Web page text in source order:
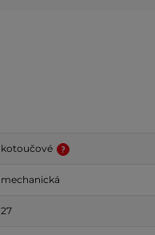
kotoučové
mechanická
27